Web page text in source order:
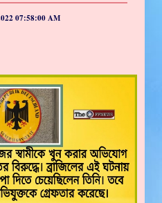
07:58:00 AM